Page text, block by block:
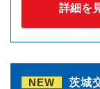
詳細を
NEW
茨城